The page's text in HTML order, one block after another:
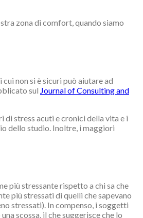
zona di comfort, quando siamo
cui non si è sicuri può aiutare ad
sul Journal of Consulting and
di stress acuti e cronici della vita e i
dello studio. Inoltre, i maggiori
più stressante rispetto a chi sa che
più stressati di quelli che sapevano
stressati). In compenso, i soggetti
scossa, il che suggerisce che lo